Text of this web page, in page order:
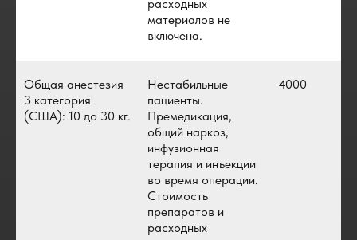
расходных
материалов не
включена.
Общая анестезия
3 категория
(США): 10 до 30 кг.
Нестабильные
пациенты.
Премедикация,
общий наркоз,
инфузионная
терапия и инъекции
во время операции.
Стоимость
препаратов и
расходных
4000